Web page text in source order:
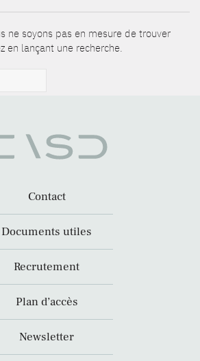
ne soyons pas en mesure de trouver
en lançant une recherche.
Contact
Documents utiles
Recrutement
Plan d’accès
Newsletter